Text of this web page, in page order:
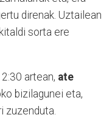
direnak. Uztailean
sorta ere
artean, ate
bizilagunei eta,
zuzenduta.